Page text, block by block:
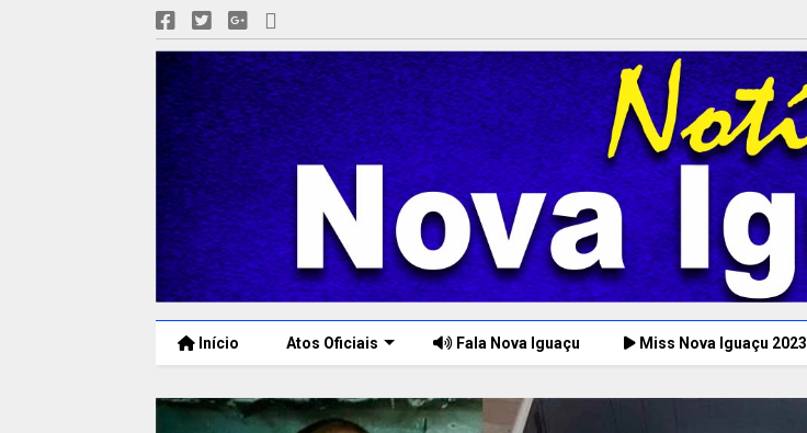
Início Atos Oficiais Fala Nova Iguaçu Miss Nova Iguaçu 2023